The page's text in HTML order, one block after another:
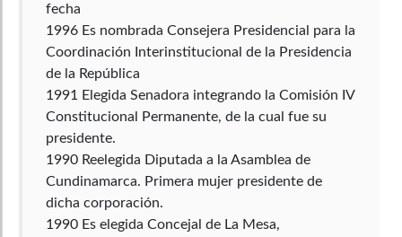
fecha
1996 Es nombrada Consejera Presidencial para la
Coordinación Interinstitucional de la Presidencia
de la República
1991 Elegida Senadora integrando la Comisión IV
Constitucional Permanente, de la cual fue su
presidente.
1990 Reelegida Diputada a la Asamblea de
Cundinamarca. Primera mujer presidente de
dicha corporación.
1990 Es elegida Concejal de La Mesa,